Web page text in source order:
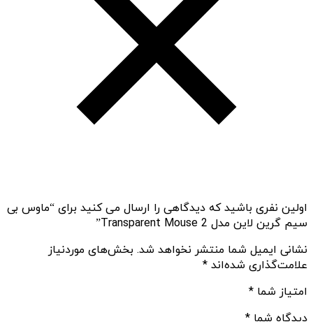
اولین نفری باشید که دیدگاهی را ارسال می کنید برای “ماوس بی
سیم گرین لاین مدل Transparent Mouse 2”
نشانی ایمیل شما منتشر نخواهد شد. بخش‌های موردنیاز
علامت‌گذاری شده‌اند *
امتیاز شما *
دیدگاه شما *